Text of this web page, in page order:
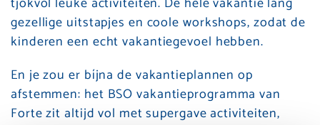
gezellige uitstapjes en coole workshops, zodat de
kinderen een echt vakantiegevoel hebben.
En je zou er bíjna de vakantieplannen op
afstemmen: het BSO vakantieprogramma van
Forte zit altijd vol met supergave activiteiten,